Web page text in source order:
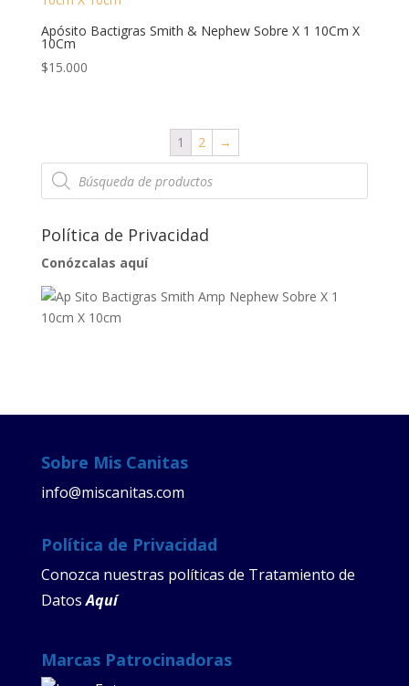
Apósito Bactigras Smith & Nephew Sobre X 1 10Cm X
10Cm
$15.000
1 2
→
Búsqueda
de
productos
Política de Privacidad
Conózcalas aquí
Sobre Mis Canitas
info@miscanitas.com
Política de Privacidad
Conozca nuestras políticas de Tratamiento de
DatosAquí
Marcas Patrocinadoras